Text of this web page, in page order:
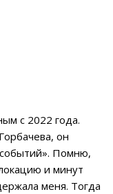
с 2022 года.
он
Помню,
и минут
меня. Тогда